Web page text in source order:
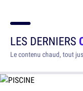
LES DERNIERS
Le contenu chaud, tout